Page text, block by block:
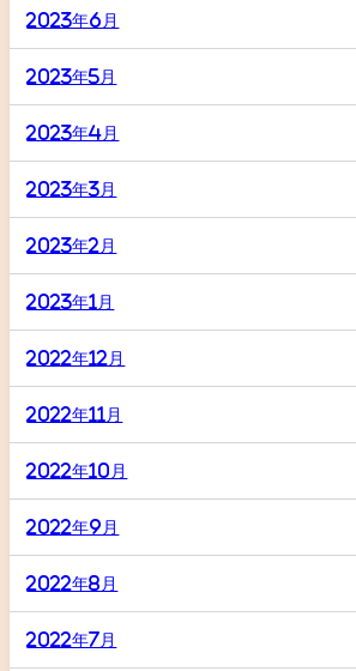
2023年6月
2023年5月
2023年4月
2023年3月
2023年2月
2023年1月
2022年12月
2022年11月
2022年10月
2022年9月
2022年8月
2022年7月